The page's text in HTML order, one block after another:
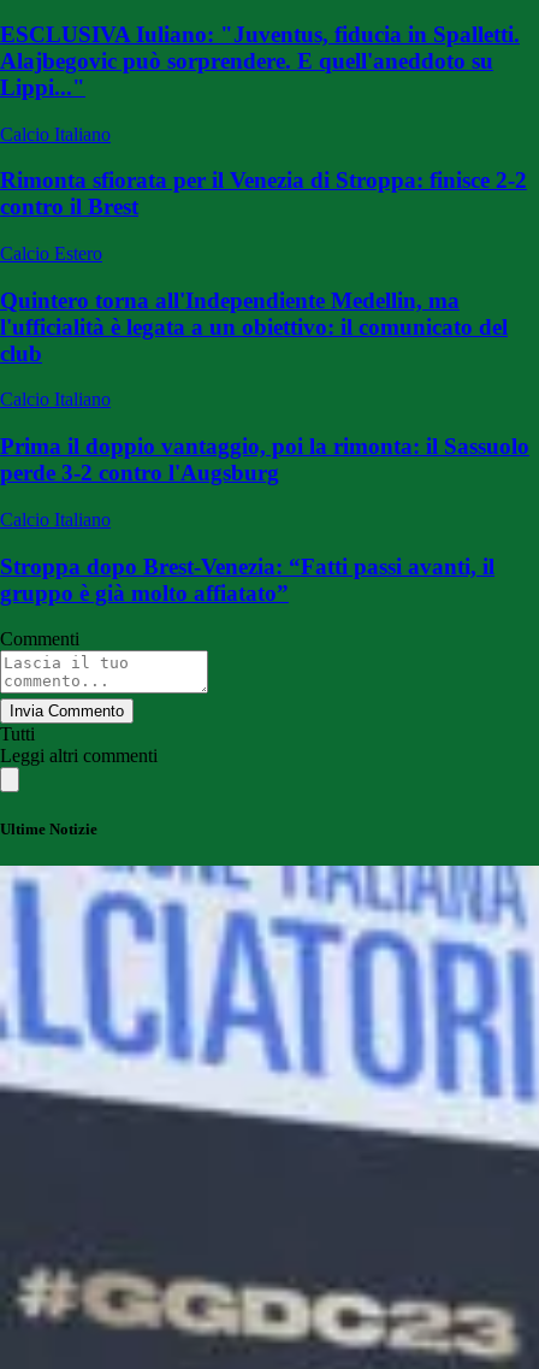
ESCLUSIVA Iuliano: "Juventus, fiducia in Spalletti.
Alajbegovic può sorprendere. E quell'aneddoto su
Lippi..."
Calcio Italiano
Rimonta sfiorata per il Venezia di Stroppa: finisce 2-2
contro il Brest
Calcio Estero
Quintero torna all'Independiente Medellin, ma
l'ufficialità è legata a un obiettivo: il comunicato del
club
Calcio Italiano
Prima il doppio vantaggio, poi la rimonta: il Sassuolo
perde 3-2 contro l'Augsburg
Calcio Italiano
Stroppa dopo Brest-Venezia: “Fatti passi avanti, il
gruppo è già molto affiatato”
Commenti
Invia Commento
Tutti
Leggi altri commenti
Ultime Notizie